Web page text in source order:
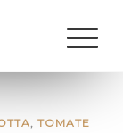
, TOMATE